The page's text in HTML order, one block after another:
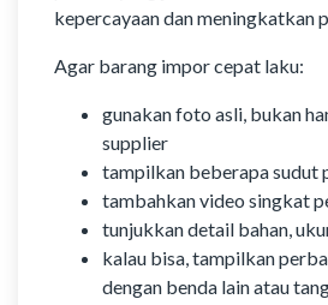
kepercayaan dan meningkatkan
Agar barang impor cepat laku:
gunakan foto asli, bukan
supplier
tampilkan beberapa sudut
tambahkan video singkat
tunjukkan detail bahan,
kalau bisa, tampilkan
dengan benda lain atau